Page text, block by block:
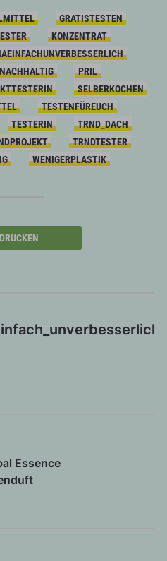
GRATISTESTEN
KONZENTRAT
NACHHALTIG
PRIL
SELBERKOCHEN
TESTENFÜREUCH
TESTERIN
TRND_DACH
TRNDTESTER
WENIGERPLASTIK
DRUCKEN
Essence